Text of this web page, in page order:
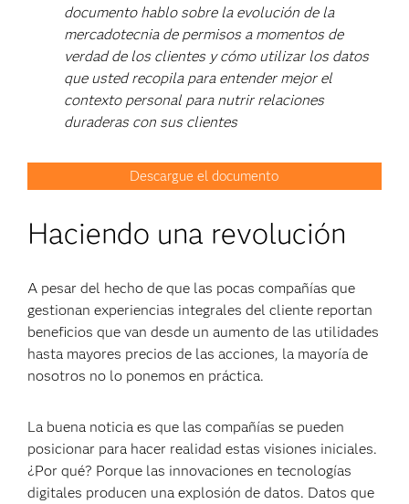
documento hablo sobre la evolución de la
mercadotecnia de permisos a momentos de
verdad de los clientes y cómo utilizar los datos
que usted recopila para entender mejor el
contexto personal para nutrir relaciones
duraderas con sus clientes
Descargue el documento
Haciendo una revolución
A pesar del hecho de que las pocas compañías que
gestionan experiencias integrales del cliente reportan
beneficios que van desde un aumento de las utilidades
hasta mayores precios de las acciones, la mayoría de
nosotros no lo ponemos en práctica.
La buena noticia es que las compañías se pueden
posicionar para hacer realidad estas visiones iniciales.
¿Por qué? Porque las innovaciones en tecnologías
digitales producen una explosión de datos. Datos que